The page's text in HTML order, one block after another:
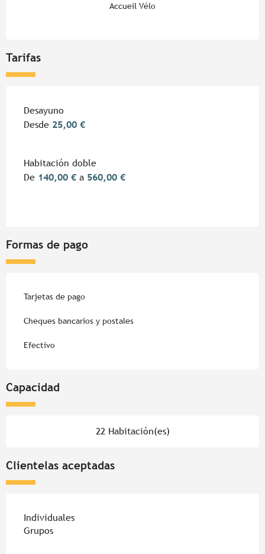
Accueil Vélo
Tarifas
Desayuno
Desde 25,00 €
Habitación doble
De 140,00 € a 560,00 €
Formas de pago
Tarjetas de pago
Cheques bancarios y postales
Efectivo
Capacidad
22 Habitación(es)
Clientelas aceptadas
Individuales
Grupos